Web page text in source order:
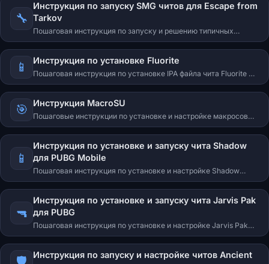
launch, HWID, VT-X, Hyper-V, Secure Boot.
🔧
Инструкция по запуску SMG читов для Escape from
Tarkov
Пошаговая инструкция по запуску и решению типичных
ошибок приватных читов SMG (Chams, Authority, Sky, Trainer,
SMG Radar и др.) для Escape from Tarkov.
📱 Инструкция по установке Fluorite
Пошаговая инструкция по установке IPA файла чита Fluorite на
iPhone. Подходит для Mobile Legends и Free Fire. iTunes,
3uTools, Sideloadly, режим разработчика, решение проблем.
🎯 Инструкция MacroSU
Пошаговые инструкции по установке и настройке макросов
MacroSU для Apex Legends, PUBG, Rust, Rainbow Six Siege и CS
2.
📱
Инструкция по установке и запуску чита Shadow
для PUBG Mobile
Пошаговая инструкция по установке и настройке Shadow
Bypass для PUBG Mobile на эмуляторах LDPlayer 9, MuMu
Player 12 и BlueStacks 5. Скачивание, настройка эмулятора,
запуск чита.
🔫
Инструкция по установке и запуску чита Jarvis Pak
для PUBG
Пошаговая инструкция по установке и настройке Jarvis Pak
для PUBG: скачивание, подготовка системы, запуск,
настройки и решение возможных ошибок.
Инструкция по запуску и настройке читов Ancient